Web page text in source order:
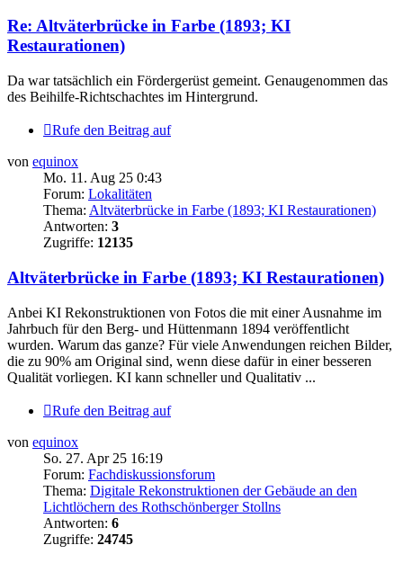
Re: Altväterbrücke in Farbe (1893; KI
Restaurationen)
Da war tatsächlich ein Fördergerüst gemeint. Genaugenommen das
des Beihilfe-Richtschachtes im Hintergrund.
Rufe den Beitrag auf
von equinox
Mo. 11. Aug 25 0:43
Forum: Lokalitäten
Thema: Altväterbrücke in Farbe (1893; KI Restaurationen)
Antworten: 3
Zugriffe: 12135
Altväterbrücke in Farbe (1893; KI Restaurationen)
Anbei KI Rekonstruktionen von Fotos die mit einer Ausnahme im
Jahrbuch für den Berg- und Hüttenmann 1894 veröffentlicht
wurden. Warum das ganze? Für viele Anwendungen reichen Bilder,
die zu 90% am Original sind, wenn diese dafür in einer besseren
Qualität vorliegen. KI kann schneller und Qualitativ ...
Rufe den Beitrag auf
von equinox
So. 27. Apr 25 16:19
Forum: Fachdiskussionsforum
Thema: Digitale Rekonstruktionen der Gebäude an den
Lichtlöchern des Rothschönberger Stollns
Antworten: 6
Zugriffe: 24745